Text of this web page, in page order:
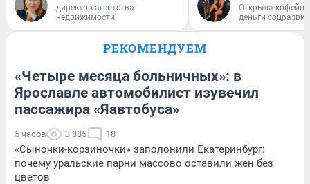
директор агентства
недвижимости
Открыла
деньги
РЕКОМЕНДУЕМ
«Четыре месяца больничных»: в
Ярославле автомобилист изувечил
пассажира «Яавтобуса»
5 часов 3 885 18
«Сыночки-корзиночки» заполонили Екатеринбург:
почему уральские парни массово оставили жен без
цветов